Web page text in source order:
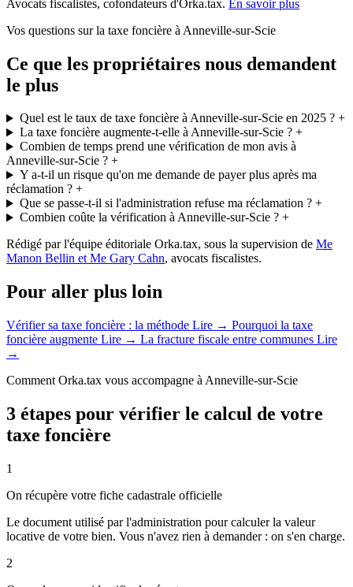
Avocats fiscalistes, cofondateurs d'Orka.tax. En savoir plus
Vos questions sur la taxe foncière à Anneville-sur-Scie
Ce que les propriétaires nous demandent
le plus
Quel est le taux de taxe foncière à Anneville-sur-Scie en 2025 ?+
La taxe foncière augmente-t-elle à Anneville-sur-Scie ?+
Combien de temps prend une vérification de mon avis à
Anneville-sur-Scie ? +
Y a-t-il un risque qu'on me demande de payer plus après ma
réclamation ? +
Que se passe-t-il si l'administration refuse ma réclamation ?+
Combien coûte la vérification à Anneville-sur-Scie ?+
Rédigé par l'équipe éditoriale Orka.tax, sous la supervision de Me
Manon Bellin et Me Gary Cahn, avocats fiscalistes.
Pour aller plus loin
Vérifier sa taxe foncière : la méthode Lire → Pourquoi la taxe
foncière augmente Lire → La fracture fiscale entre communes Lire
→
Comment Orka.tax vous accompagne à Anneville-sur-Scie
3 étapes pour vérifier le calcul de votre
taxe foncière
1
On récupère votre fiche cadastrale officielle
Le document utilisé par l'administration pour calculer la valeur
locative de votre bien. Vous n'avez rien à demander : on s'en charge.
2